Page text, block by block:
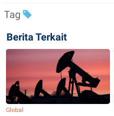
Tag
Berita Terkait
Global